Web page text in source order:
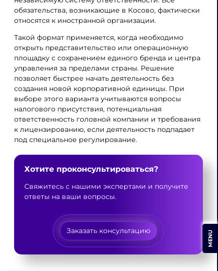
обязательства, возникающие в Косово, фактически
относятся к иностранной организации.
Такой формат применяется, когда необходимо
открыть представительство или операционную
площадку с сохранением единого бренда и центра
управления за пределами страны. Решение
позволяет быстрее начать деятельность без
создания новой корпоративной единицы. При
выборе этого варианта учитываются вопросы
налогового присутствия, потенциальная
ответственность головной компании и требования
к лицензированию, если деятельность подпадает
под специальное регулирование.
Хотите проконсультироваться?
Свяжитесь с нашими экспертами и получите
ответы на ваши вопросы.
Заказать консультацию MENU